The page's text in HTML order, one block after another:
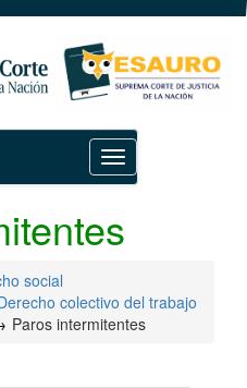
Toggle
navigation
social
colectivo del trabajo
Paros intermitentes